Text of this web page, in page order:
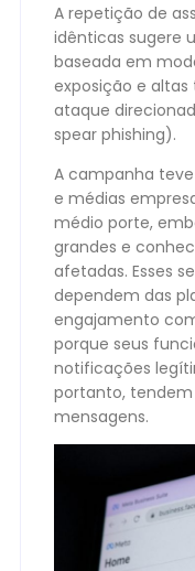
A repetição de
idênticas sugere
baseada em
exposição e altas
ataque
spear phishing).
A campanha
e médias
médio porte,
grandes e
afetadas. Esses
dependem das
engajamento
porque seus
notificações
portanto, tendem
mensagens.